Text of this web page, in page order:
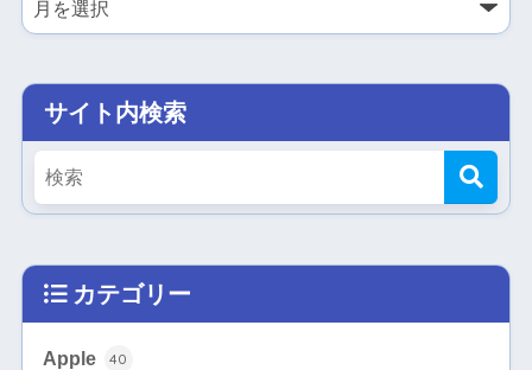
サイト内検索
カテゴリー
Apple 40